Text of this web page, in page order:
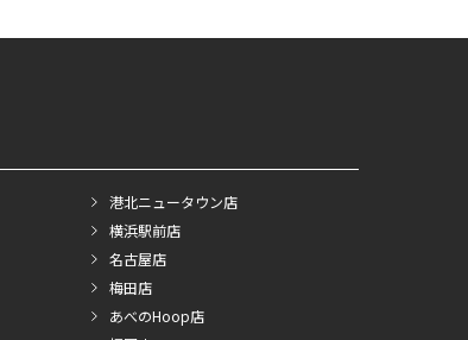
港北ニュータウン店
横浜駅前店
名古屋店
梅田店
あべのHoop店